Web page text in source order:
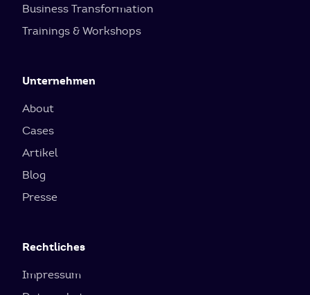
Business Transformation
Trainings & Workshops
Unternehmen
About
Cases
Artikel
Blog
Presse
Rechtliches
Impressum